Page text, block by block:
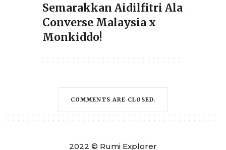
Semarakkan Aidilfitri Ala
Converse Malaysia x
Monkiddo!
COMMENTS ARE CLOSED.
2022 © Rumi Explorer